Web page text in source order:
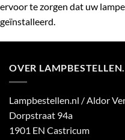
ervoor te zorgen dat uw
geïnstalleerd.
OVER
Lampbestellen.nl / Aldor
Dorpstraat 94a
1901 EN Castricum